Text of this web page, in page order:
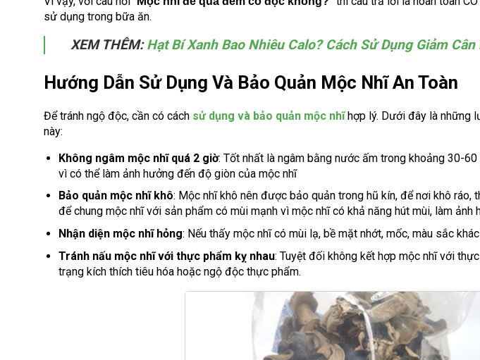
sử dụng trong bữa ăn.
XEM THÊM:Hạt Bí Xanh Bao Nhiêu Calo? Cách Sử Dụng Giảm Cân
Hướng Dẫn Sử Dụng Và Bảo Quản Mộc Nhĩ An Toàn
Để tránh ngộ độc, cần có cách sử dụng và bảo quản mộc nhĩhợp lý. Dưới đây là những
này:
Không ngâm mộc nhĩ quá 2 giờ: Tốt nhất là ngâm bằng nước ấm trong khoảng 30-
vì có thể làm ảnh hưởng đến độ giòn của mộc nhĩ
Bảo quản mộc nhĩ khô: Mộc nhĩ khô nên được bảo quản trong hũ kín, để nơi khô ráo,
để chung mộc nhĩ với sản phẩm có mùi mạnh vì mộc nhĩ có khả năng hút mùi, làm ảnh
Nhận diện mộc nhĩ hỏng: Nếu thấy mộc nhĩ có mùi lạ, bề mặt nhớt, mốc, màu sắc
Tránh nấu mộc nhĩ với thực phẩm kỵ nhau: Tuyệt đối không kết hợp mộc nhĩ với
trạng kích thích tiêu hóa hoặc ngộ độc thực phẩm.